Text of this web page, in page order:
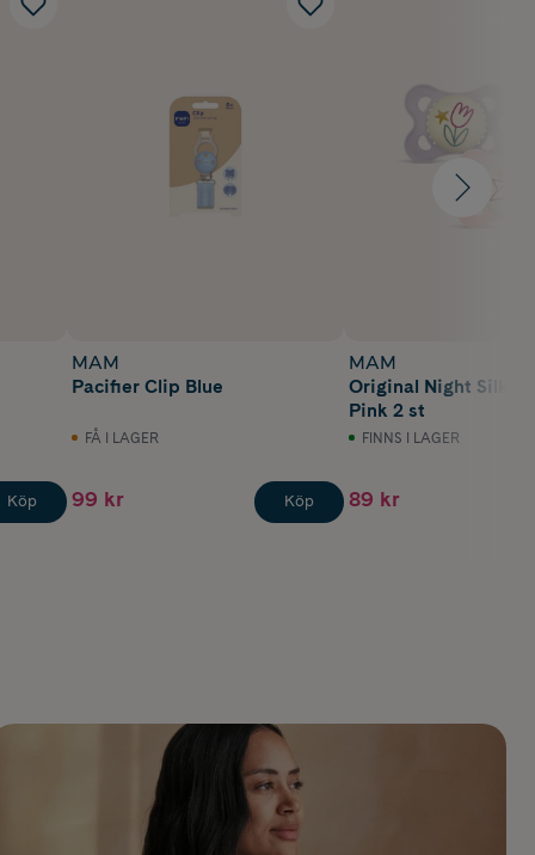
Köp
MAM
Pacifier Clip Blue
FÅ I LAGER
99 kr Köp
MAM
Original Night Silk 0-
Pink 2 st
FINNS I LAGER
89 kr